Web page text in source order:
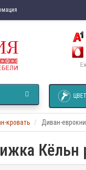
кровать Диван-
Кёльн